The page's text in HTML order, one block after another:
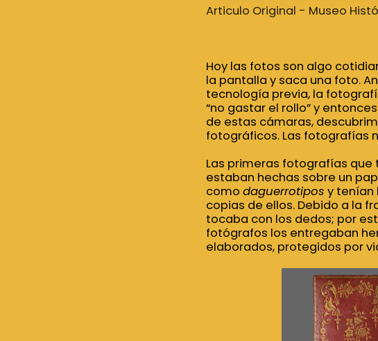
Articulo Original - Museo
Hoy las fotos son algo
la pantalla y saca una foto.
tecnología previa, la
“no gastar el rollo” y
de estas cámaras,
fotográficos. Las fotografías
Las primeras fotografías que
estaban hechas sobre un
como daguerrotipos y tenían
copias de ellos. Debido a la
tocaba con los dedos; por
fotógrafos los entregaban
elaborados, protegidos por